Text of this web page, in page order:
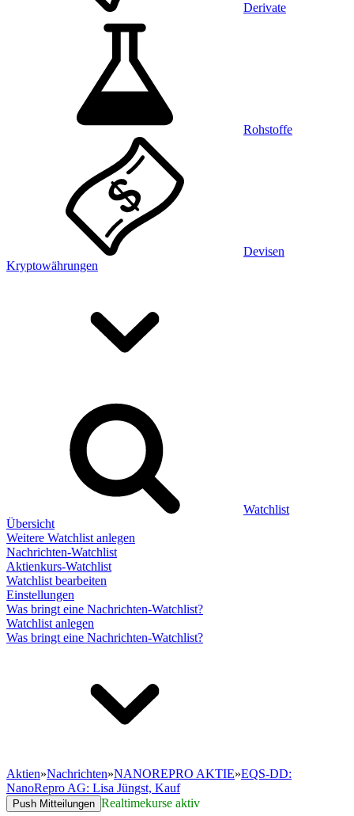
Derivate
Rohstoffe
Devisen
Kryptowährungen
Watchlist
Übersicht
Weitere Watchlist anlegen
Nachrichten-Watchlist
Aktienkurs-Watchlist
Watchlist bearbeiten
Einstellungen
Was bringt eine Nachrichten-Watchlist?
Watchlist anlegen
Was bringt eine Nachrichten-Watchlist?
Aktien»Nachrichten»NANOREPRO AKTIE»EQS-DD:
NanoRepro AG: Lisa Jüngst, Kauf
Push Mitteilungen Realtimekurse aktiv